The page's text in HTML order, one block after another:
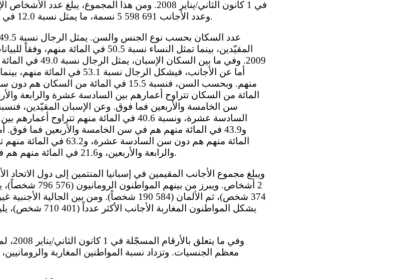
وعدد الأجانب 691 598 5 نسمة، ما يمثل نسبة 12.0 في المائة من مجموع السكان المقيّدين.
السادسة عشرة، ونسبة 40.6 في المائة منهم
المائة منهم هم دون سن
والرابعة والأربعين، و21.6 في المائة منهم هم في سن الخامسة والأربعين فما فوق.
374 شخص)، ثم الألمان (584 190 شخصاً). ومن بين
معظم الجنسيات. وتزداد نسبة المواطنين المغاربة والرومانيين،